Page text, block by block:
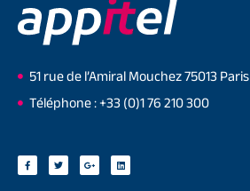
51 rue de l’Amiral Mouchez 75013 Paris
Téléphone : +33 (0)1 76 210 300